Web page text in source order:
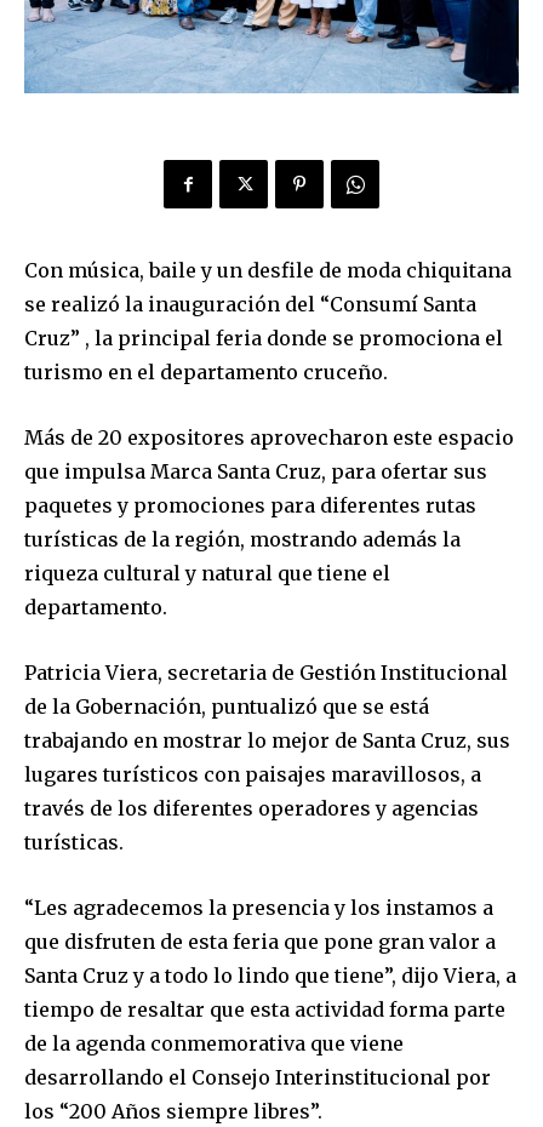
Con música, baile y un desfile de moda chiquitana
se realizó la inauguración del “Consumí Santa
Cruz” , la principal feria donde se promociona el
turismo en el departamento cruceño.
Más de 20 expositores aprovecharon este espacio
que impulsa Marca Santa Cruz, para ofertar sus
paquetes y promociones para diferentes rutas
turísticas de la región, mostrando además la
riqueza cultural y natural que tiene el
departamento.
Patricia Viera, secretaria de Gestión Institucional
de la Gobernación, puntualizó que se está
trabajando en mostrar lo mejor de Santa Cruz, sus
lugares turísticos con paisajes maravillosos, a
través de los diferentes operadores y agencias
turísticas.
“Les agradecemos la presencia y los instamos a
que disfruten de esta feria que pone gran valor a
Santa Cruz y a todo lo lindo que tiene”, dijo Viera, a
tiempo de resaltar que esta actividad forma parte
de la agenda conmemorativa que viene
desarrollando el Consejo Interinstitucional por
los “200 Años siempre libres”.